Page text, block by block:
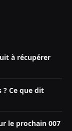
à récupérer
? Ce que dit
le prochain 007